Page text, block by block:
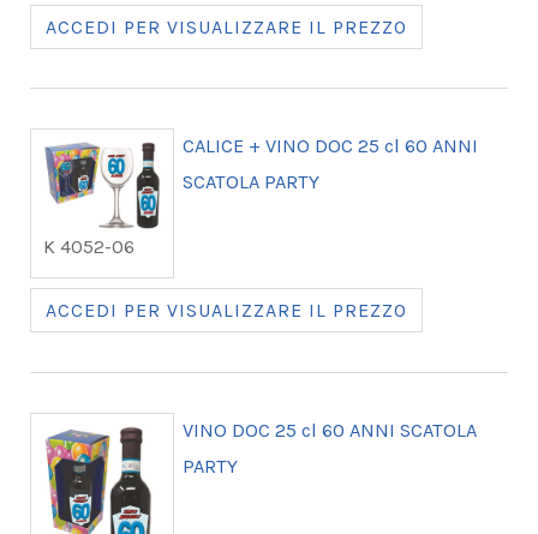
ACCEDI PER VISUALIZZARE IL PREZZO
K 4052-06
CALICE + VINO DOC 25 cl 60 ANNI
SCATOLA PARTY
ACCEDI PER VISUALIZZARE IL PREZZO
VINO DOC 25 cl 60 ANNI SCATOLA
PARTY